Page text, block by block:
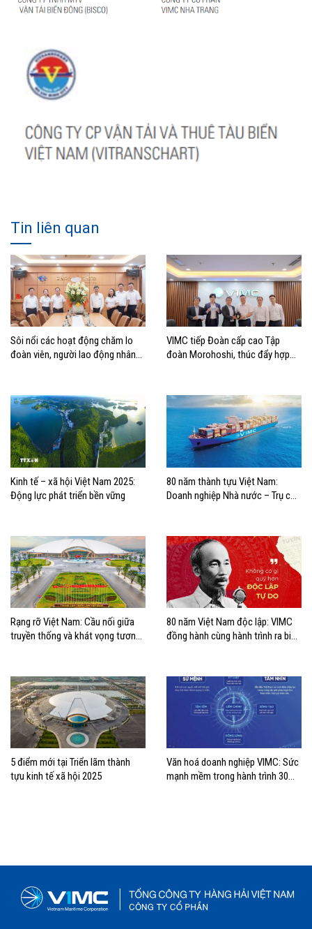
Tin liên quan
Sôi nổi các hoạt động chăm lo
đoàn viên, người lao động nhân
VIMC tiếp Đoàn cấp cao Tập
đoàn Morohoshi, thúc đẩy hợp
Kinh tế – xã hội Việt Nam 2025:
Động lực phát triển bền vững
80 năm thành tựu Việt Nam:
Doanh nghiệp Nhà nước – Trụ cột
Rạng rỡ Việt Nam: Cầu nối giữa
truyền thống và khát vọng tương
80 năm Việt Nam độc lập: VIMC
đồng hành cùng hành trình ra biển
5 điểm mới tại Triển lãm thành
tựu kinh tế xã hội 2025
Văn hoá doanh nghiệp VIMC: Sức
mạnh mềm trong hành trình 30